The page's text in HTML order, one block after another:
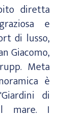
diretta
e
di lusso,
Giacomo,
Meta
è
di
mare. I